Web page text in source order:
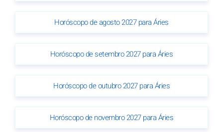
Horóscopo de agosto 2027 para Áries
Horóscopo de setembro 2027 para Áries
Horóscopo de outubro 2027 para Áries
Horóscopo de novembro 2027 para Áries